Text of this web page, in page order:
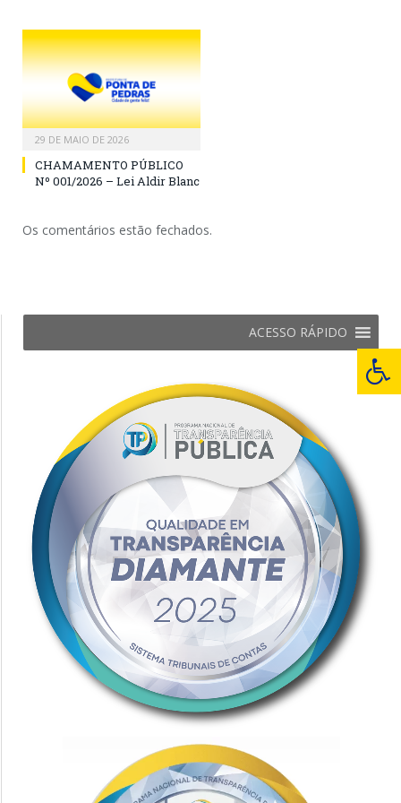
29 DE MAIO DE 2026
CHAMAMENTO PÚBLICO
Nº 001/2026 – Lei Aldir Blanc
Os comentários estão fechados.
ACESSO RÁPIDO